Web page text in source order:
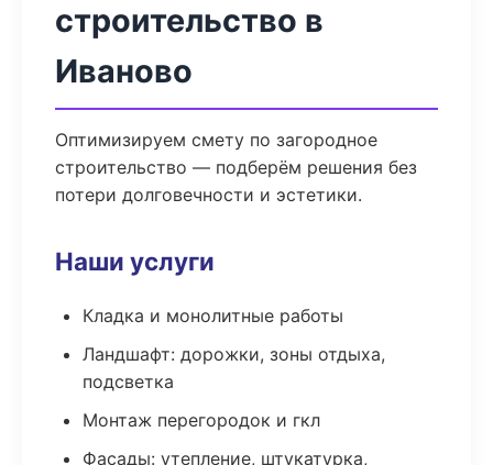
строительство в
Иваново
Оптимизируем смету по загородное
строительство — подберём решения без
потери долговечности и эстетики.
Наши услуги
Кладка и монолитные работы
Ландшафт: дорожки, зоны отдыха,
подсветка
Монтаж перегородок и гкл
Фасады: утепление, штукатурка,